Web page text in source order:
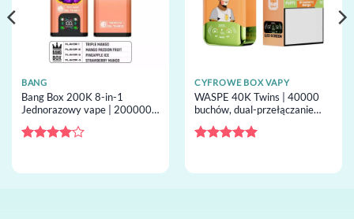
BANG
Bang Box 200K 8-in-1
Jednorazowy vape | 200000
jednorazowy vape hurt
CYFROWE BOX VAPY
WASPE 40K Twins | 40000
buchów, dual-przełączanie
podwójny mesh, jednorazowy